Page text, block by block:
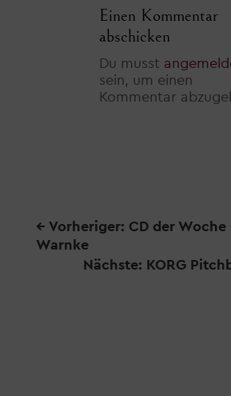
Einen Kommentar
abschicken
Du musst
sein, um einen
Kommentar
← Vorheriger: CD der
Warnke
Nächste: KORG